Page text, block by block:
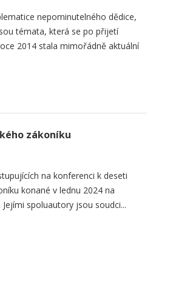
nepominutelného dědice,
témata, která se po přijetí
2014 stala mimořádně aktuální
zákoníku
na konferenci k deseti
konané v lednu 2024 na
spoluautory jsou soudci...